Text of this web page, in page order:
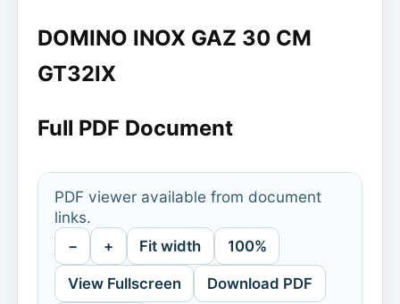
DOMINO INOX GAZ 30 CM
GT32IX
Full PDF Document
PDF viewer available from document
links.
− + Fit width 100%
View Fullscreen Download PDF